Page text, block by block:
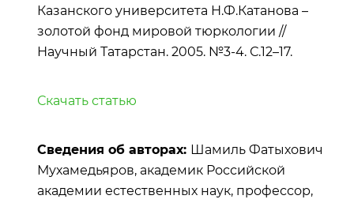
Казанского университета Н.Ф.Катанова –
золотой фонд мировой тюркологии //
Научный Татарстан. 2005. №3-4. С.12–17.
Скачать статью
Сведения об авторах: Шамиль Фатыхович
Мухамедьяров, академик Российской
академии естественных наук, профессор,